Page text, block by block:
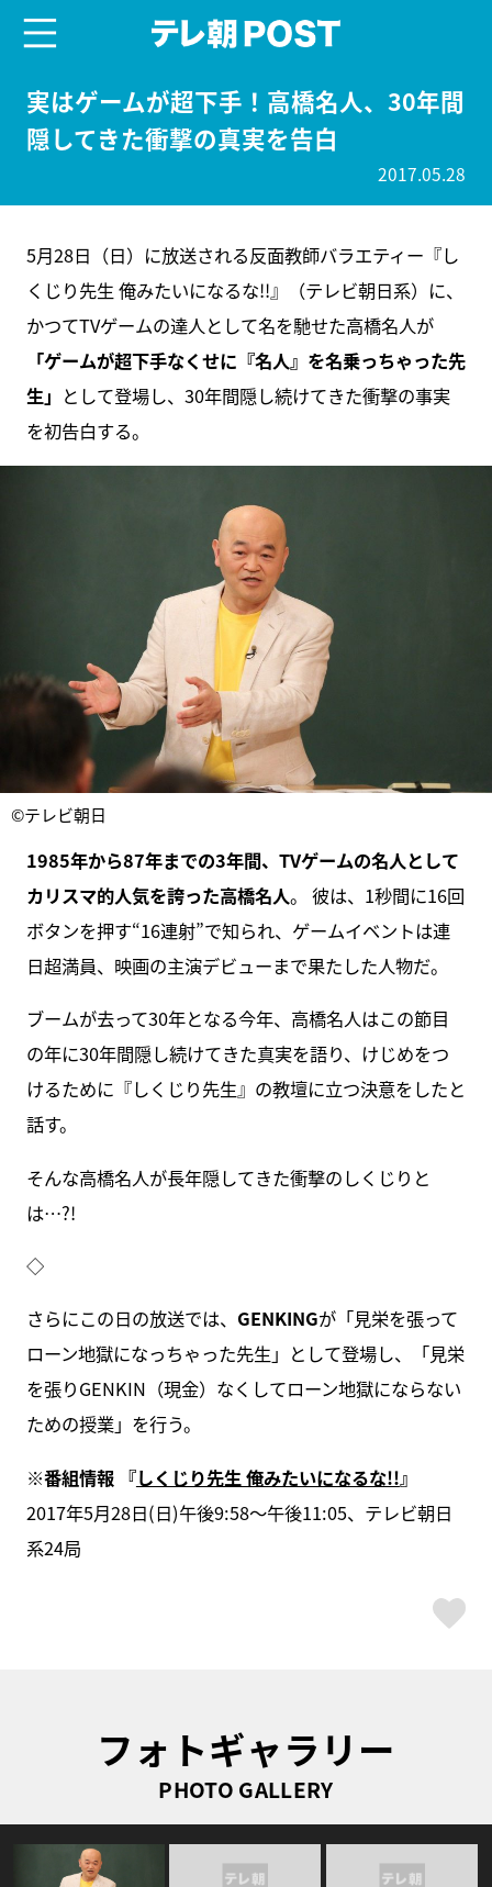
実はゲームが超下手！高橋名人、30年間
隠してきた衝撃の真実を告白
2017.05.28
5月28日（日）に放送される反面教師バラエティー『し
くじり先生 俺みたいになるな!!』（テレビ朝日系）に、
かつてTVゲームの達人として名を馳せた高橋名人が
「ゲームが超下手なくせに『名人』を名乗っちゃった先
生」 として登場し、30年間隠し続けてきた衝撃の事実
を初告白する。
©テレビ朝日
1985年から87年までの3年間、TVゲームの名人として
カリスマ的人気を誇った高橋名人。 彼は、1秒間に16回
ボタンを押す“16連射”で知られ、ゲームイベントは連
日超満員、映画の主演デビューまで果たした人物だ。
ブームが去って30年となる今年、高橋名人はこの節目
の年に30年間隠し続けてきた真実を語り、けじめをつ
けるために『しくじり先生』の教壇に立つ決意をしたと
話す。
そんな高橋名人が長年隠してきた衝撃のしくじりと
は…?!
◇
さらにこの日の放送では、 GENKINGが「見栄を張って
ローン地獄になっちゃった先生」として登場し、「見栄
を張りGENKIN（現金）なくしてローン地獄にならない
ための授業」を行う。
※番組情報 『しくじり先生 俺みたいになるな!!』
2017年5月28日(日)午後9:58～午後11:05、テレビ朝日
系24局
フォトギャラリー
PHOTO GALLERY